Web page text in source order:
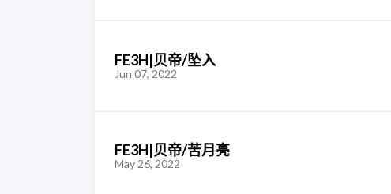
FE3H|贝帝/坠入
Jun 07, 2022
FE3H|贝帝/苦月亮
May 26, 2022